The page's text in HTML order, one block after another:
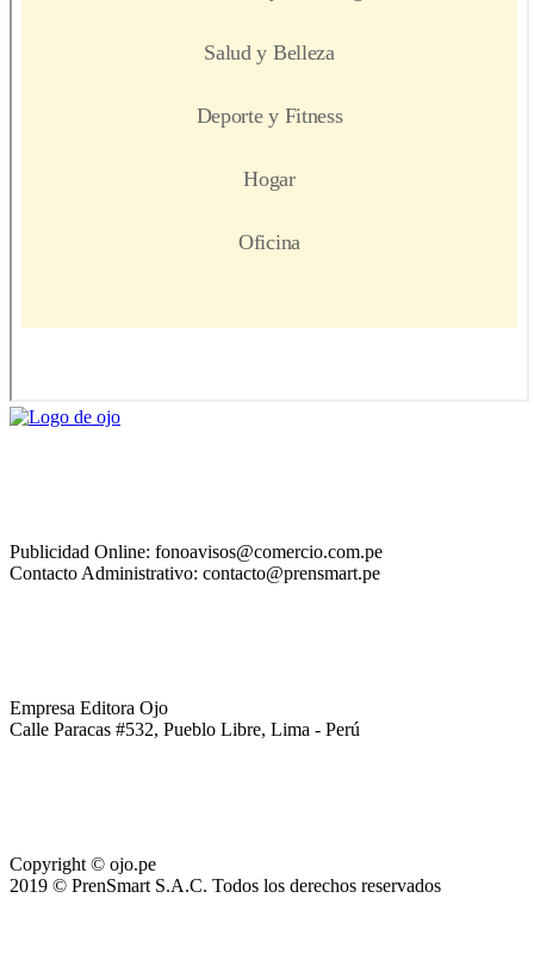
Publicidad Online: fonoavisos@comercio.com.pe
Contacto Administrativo: contacto@prensmart.pe
Empresa Editora Ojo
Calle Paracas #532, Pueblo Libre, Lima - Perú
Copyright © ojo.pe
2019 © PrenSmart S.A.C. Todos los derechos reservados